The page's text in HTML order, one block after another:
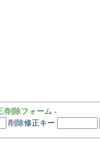
/削除フォーム -
削除修正キー